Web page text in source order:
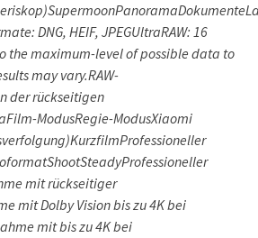
DNG, HEIF, JPEGUltraRAW: 16
the maximum-level of possible data to
may vary.RAW-
der rückseitigen
ModusRegie-ModusXiaomi
mit rückseitiger
mit Dolby Vision bis zu 4K bei
mit bis zu 4K bei